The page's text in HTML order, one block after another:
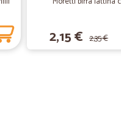
2,15 € 2,35 €